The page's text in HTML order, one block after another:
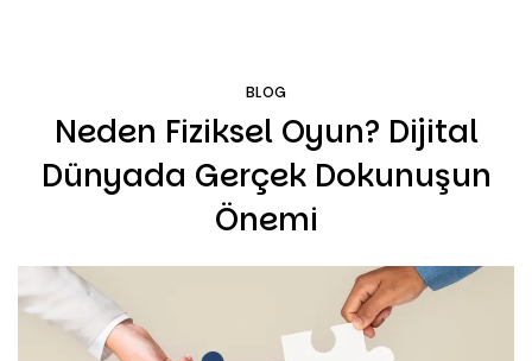
BLOG
Neden Fiziksel Oyun? Dijital
Dünyada Gerçek Dokunuşun
Önemi